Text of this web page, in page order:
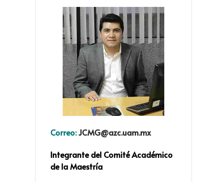
Correo:JCMG@azc.uam.mx
Integrante del Comité Académico
de la Maestría